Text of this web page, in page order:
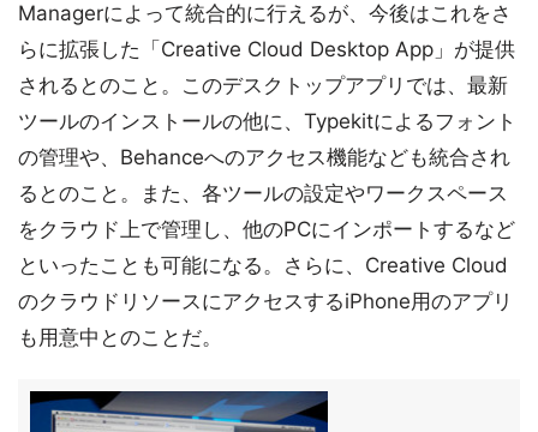
Managerによって統合的に行えるが、今後はこれをさ
らに拡張した「Creative Cloud Desktop App」が提供
されるとのこと。このデスクトップアプリでは、最新
ツールのインストールの他に、Typekitによるフォント
の管理や、Behanceへのアクセス機能なども統合され
るとのこと。また、各ツールの設定やワークスペース
をクラウド上で管理し、他のPCにインポートするなど
といったことも可能になる。さらに、Creative Cloud
のクラウドリソースにアクセスするiPhone用のアプリ
も用意中とのことだ。